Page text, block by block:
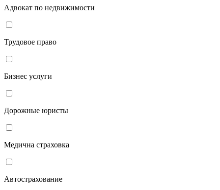
Адвокат по недвижимости
Трудовое право
Бизнес услуги
Дорожные юристы
Медична страховка
Автострахование